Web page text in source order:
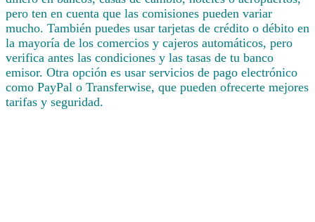
pero ten en cuenta que las comisiones pueden variar
mucho. También puedes usar tarjetas de crédito o débito en
la mayoría de los comercios y cajeros automáticos, pero
verifica antes las condiciones y las tasas de tu banco
emisor. Otra opción es usar servicios de pago electrónico
como PayPal o Transferwise, que pueden ofrecerte mejores
tarifas y seguridad.